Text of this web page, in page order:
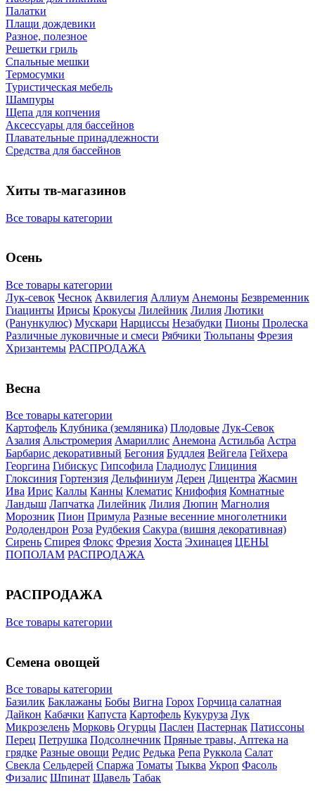
Палатки
Плащи дождевики
Разное, полезное
Решетки гриль
Спальные мешки
Термосумки
Туристическая мебель
Шампуры
Щепа для копчения
Аксессуары для бассейнов
Плавательные принадлежности
Средства для бассейнов
Хиты тв-магазинов
Все товары категории
Осень
Все товары категории
Лук-севок Чеснок Аквилегия Аллиум Анемоны Безвременник
Гиацинты Ирисы Крокусы Лилейник Лилия Лютики
(Ранункулюс) Мускари Нарцисcы Незабудки Пионы Пролеска
Различные луковичные и смеси Рябчики Тюльпаны Фрезия
Хризантемы РАСПРОДАЖА
Весна
Все товары категории
Картофель Клубника (земляника) Плодовые Лук-Севок
Азалия Альстромерия Амариллис Анемона Астильба Астра
Барбарис декоративный Бегония Буддлея Вейгела Гейхера
Георгина Гибискус Гипсофила Гладиолус Глициния
Глоксиния Гортензия Дельфиниум Дерен Дицентра Жасмин
Ива Ирис Каллы Канны Клематис Книфофия Комнатные
Ландыш Лапчатка Лилейник Лилия Люпин Магнолия
Морозник Пион Примула Разные весенние многолетники
Рододендрон Роза Рудбекия Сакура (вишня декоративная)
Сирень Спирея Флокс Фрезия Хоста Эхинацея ЦЕНЫ
ПОПОЛАМ РАСПРОДАЖА
РАСПРОДАЖА
Все товары категории
Семена овощей
Все товары категории
Базилик Баклажаны Бобы Вигна Горох Горчица салатная
Дайкон Кабачки Капуста Картофель Кукуруза Лук
Микрозелень Морковь Огурцы Паслен Пастернак Патиссоны
Перец Петрушка Подсолнечник Пряные травы, Аптека на
грядке Разные овощи Редис Редька Репа Руккола Салат
Свекла Сельдерей Спаржа Томаты Тыква Укроп Фасоль
Физалис Шпинат Щавель Табак